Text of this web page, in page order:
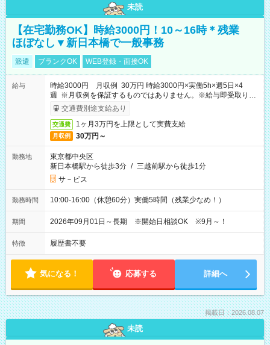
未読
【在宅勤務OK】時給3000円！10～16時＊残業
ほぼなし▼新日本橋で一般事務
派遣 ブランクOK WEB登録・面接OK
給与
時給3000円 月収例 30万円 時給3000円×実働5h×週5日×4
週 ※月収例を保証するものではありません。※給与即受取りサ
ービス利用可（利用条件有）
交通費別途支給あり
交通費 1ヶ月3万円を上限として実費支給
月収例 30万円～
勤務地
東京都中央区
新日本橋駅から徒歩3分 / 三越前駅から徒歩1分
サ－ビス
勤務時間 10:00-16:00（休憩60分）実働5時間（残業少なめ！）
期間 2026年09月01日～長期 ※開始日相談OK ※9月～！
特徴 履歴書不要
気になる！ 応募する 詳細へ
掲載日：2026.08.07
未読